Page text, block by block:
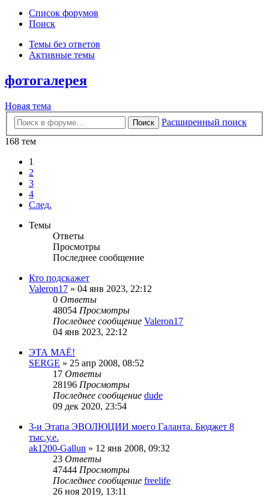
Список форумов
Поиск
Темы без ответов
Активные темы
фотогалерея
Новая тема
Поиск
Расширенный поиск
168 тем
1
2
3
4
След.
Темы
Ответы
Просмотры
Последнее сообщение
Кто подскажет
Valeron17 » 04 янв 2023, 22:12
0 Ответы
48054 Просмотры
Последнее сообщение Valeron17
04 янв 2023, 22:12
ЭТА МАЁ!
SERGE » 25 апр 2008, 08:52
17 Ответы
28196 Просмотры
Последнее сообщение dude
09 дек 2020, 23:54
3-и Этапа ЭВОЛЮЦИИ моего Галанта. Бюджет 8
тыс.у.е.
ak1200-Gallun » 12 янв 2008, 09:32
23 Ответы
47444 Просмотры
Последнее сообщение freelife
26 ноя 2019, 13:11